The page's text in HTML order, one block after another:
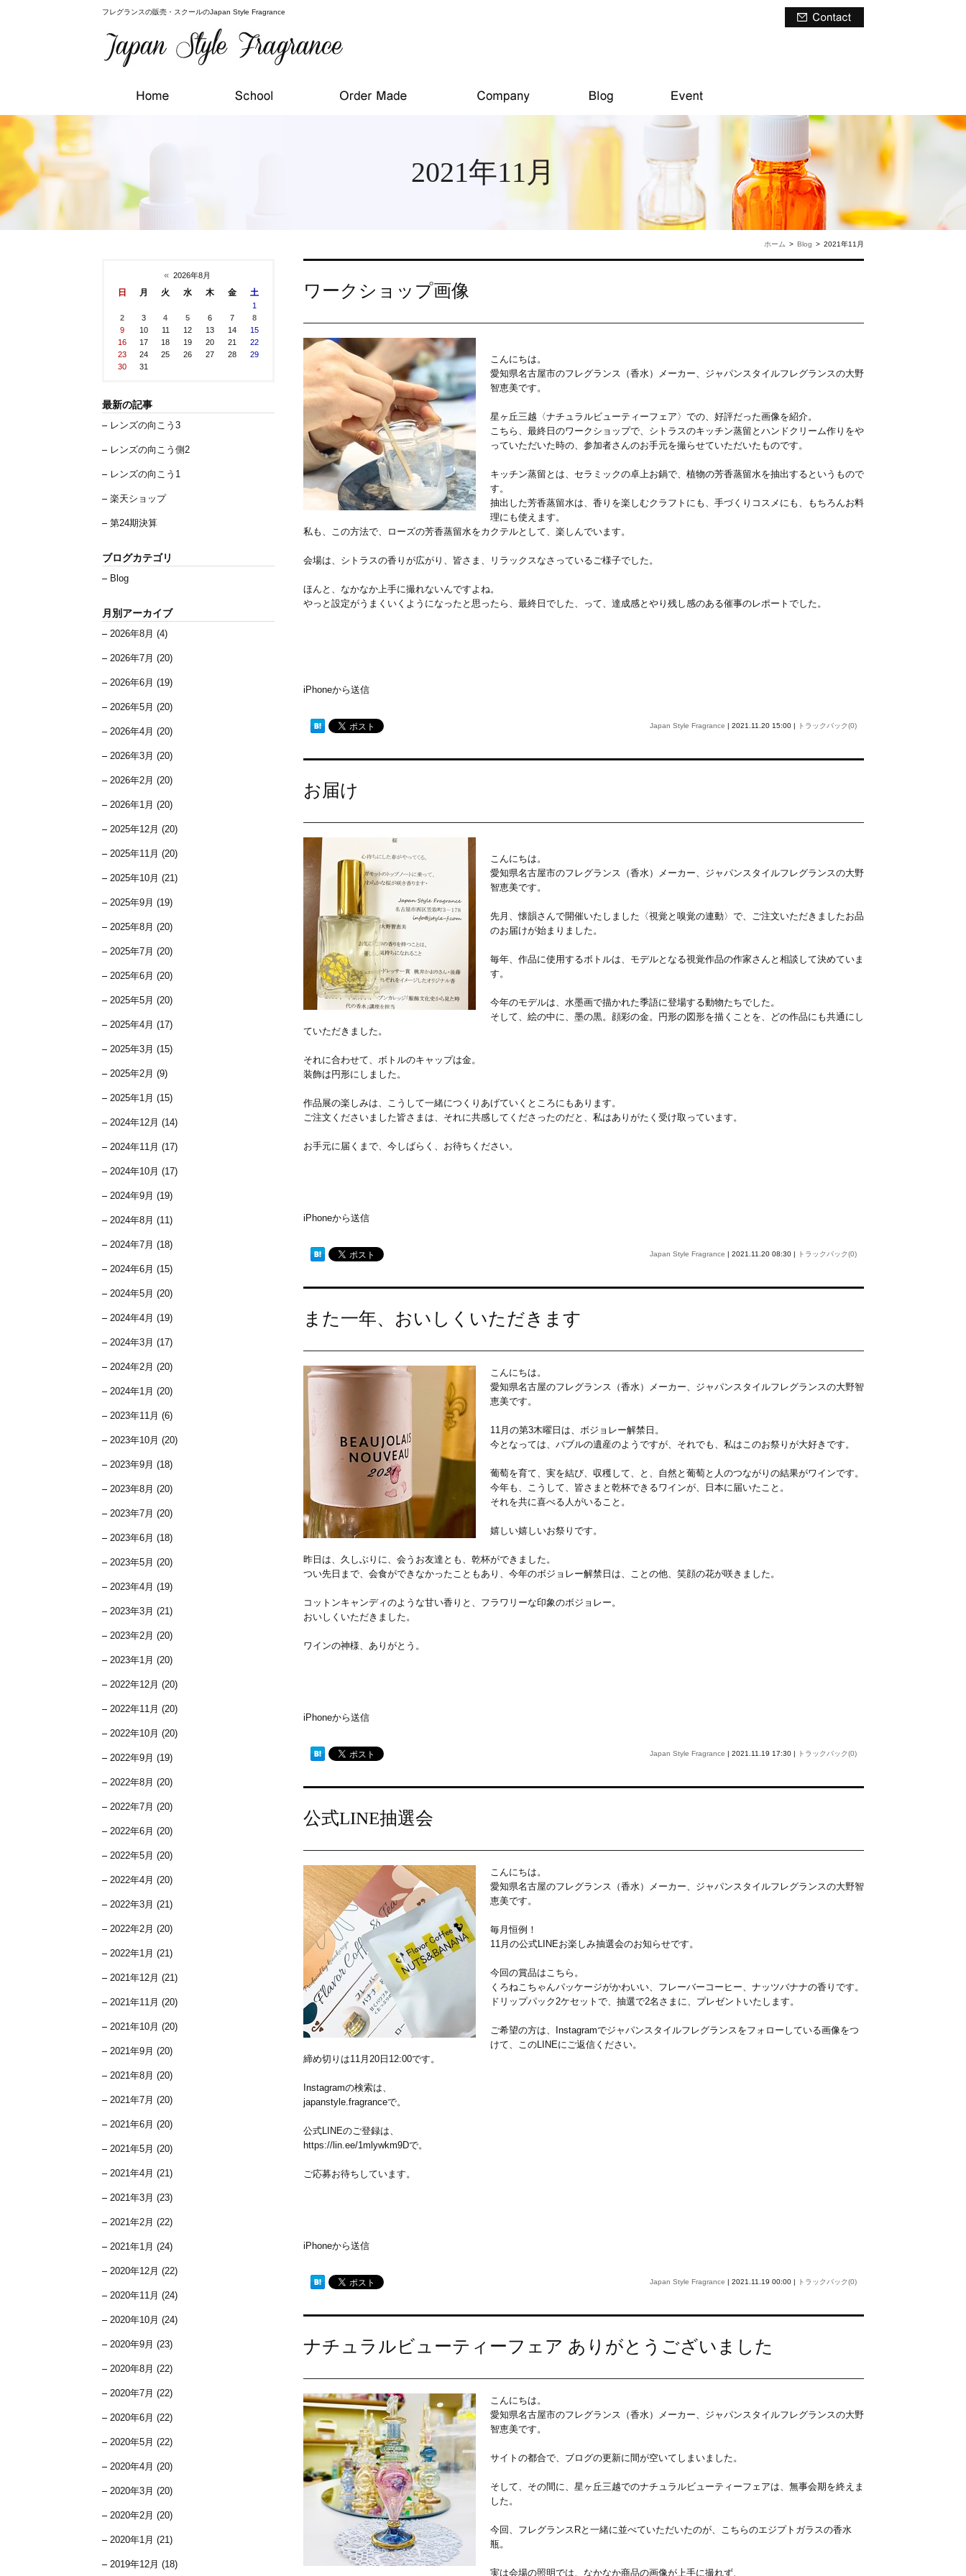
フレグランスの販売・スクールのJapan Style Fragrance
2021年11月
ホーム > Blog > 2021年11月
ワークショップ画像
こんにちは。
愛知県名古屋市のフレグランス（香水）メーカー、ジャパンスタイルフレグランスの大野
智恵美です。
星ヶ丘三越〈ナチュラルビューティーフェア〉での、好評だった画像を紹介。
こちら、最終日のワークショップで、シトラスのキッチン蒸留とハンドクリーム作りをや
っていただいた時の、参加者さんのお手元を撮らせていただいたものです。
キッチン蒸留とは、セラミックの卓上お鍋で、植物の芳香蒸留水を抽出するというもので
す。
抽出した芳香蒸留水は、香りを楽しむクラフトにも、手づくりコスメにも、もちろんお料
理にも使えます。
私も、この方法で、ローズの芳香蒸留水をカクテルとして、楽しんでいます。
会場は、シトラスの香りが広がり、皆さま、リラックスなさっているご様子でした。
ほんと、なかなか上手に撮れないんですよね。
やっと設定がうまくいくようになったと思ったら、最終日でした、って、達成感とやり残し感のある催事のレポートでした。
iPhoneから送信
Japan Style Fragrance | 2021.11.20 15:00 | トラックバック(0)
お届け
こんにちは。
愛知県名古屋市のフレグランス（香水）メーカー、ジャパンスタイルフレグランスの大野
智恵美です。
先月、懐韻さんで開催いたしました〈視覚と嗅覚の連動〉で、ご注文いただきましたお品
のお届けが始まりました。
毎年、作品に使用するボトルは、モデルとなる視覚作品の作家さんと相談して決めていま
す。
今年のモデルは、水墨画で描かれた季語に登場する動物たちでした。
そして、絵の中に、墨の黒。顔彩の金。円形の図形を描くことを、どの作品にも共通にし
ていただきました。
それに合わせて、ボトルのキャップは金。
装飾は円形にしました。
作品展の楽しみは、こうして一緒につくりあげていくところにもあります。
ご注文くださいました皆さまは、それに共感してくださったのだと、私はありがたく受け取っています。
お手元に届くまで、今しばらく、お待ちください。
iPhoneから送信
Japan Style Fragrance | 2021.11.20 08:30 | トラックバック(0)
また一年、おいしくいただきます
こんにちは。
愛知県名古屋のフレグランス（香水）メーカー、ジャパンスタイルフレグランスの大野智
恵美です。
11月の第3木曜日は、ボジョレー解禁日。
今となっては、バブルの遺産のようですが、それでも、私はこのお祭りが大好きです。
葡萄を育て、実を結び、収穫して、と、自然と葡萄と人のつながりの結果がワインです。
今年も、こうして、皆さまと乾杯できるワインが、日本に届いたこと。
それを共に喜べる人がいること。
嬉しい嬉しいお祭りです。
昨日は、久しぶりに、会うお友達とも、乾杯ができました。
つい先日まで、会食ができなかったこともあり、今年のボジョレー解禁日は、ことの他、笑顔の花が咲きました。
コットンキャンディのような甘い香りと、フラワリーな印象のボジョレー。
おいしくいただきました。
ワインの神様、ありがとう。
iPhoneから送信
Japan Style Fragrance | 2021.11.19 17:30 | トラックバック(0)
公式LINE抽選会
こんにちは。
愛知県名古屋のフレグランス（香水）メーカー、ジャパンスタイルフレグランスの大野智
恵美です。
毎月恒例！
11月の公式LINEお楽しみ抽選会のお知らせです。
今回の賞品はこちら。
くろねこちゃんパッケージがかわいい、フレーバーコーヒー、ナッツバナナの香りです。
ドリップパック2ケセットで、抽選で2名さまに、プレゼントいたします。
ご希望の方は、Instagramでジャパンスタイルフレグランスをフォローしている画像をつ
けて、このLINEにご返信ください。
締め切りは11月20日12:00です。
Instagramの検索は、
japanstyle.fragranceで。
公式LINEのご登録は、
https://lin.ee/1mlywkm9Dで。
ご応募お待ちしています。
iPhoneから送信
Japan Style Fragrance | 2021.11.19 00:00 | トラックバック(0)
ナチュラルビューティーフェア ありがとうございました
こんにちは。
愛知県名古屋市のフレグランス（香水）メーカー、ジャパンスタイルフレグランスの大野
智恵美です。
サイトの都合で、ブログの更新に間が空いてしまいました。
そして、その間に、星ヶ丘三越でのナチュラルビューティーフェアは、無事会期を終えま
した。
今回、フレグランスRと一緒に並べていただいたのが、こちらのエジプトガラスの香水
瓶。
実は会場の照明では、なかなか商品の画像が上手に撮れず、
« 2026年8月
日 月 火 水 木 金 土
1
2
3 4 5 6 7
8
9
10 11 12 13 14
15
16
17 18 19 20 21
22
23
24 25 26 27 28
29
30
31
最新の記事
レンズの向こう3
レンズの向こう側2
レンズの向こう1
楽天ショップ
第24期決算
ブログカテゴリ
Blog
月別アーカイブ
2026年8月 (4)
2026年7月 (20)
2026年6月 (19)
2026年5月 (20)
2026年4月 (20)
2026年3月 (20)
2026年2月 (20)
2026年1月 (20)
2025年12月 (20)
2025年11月 (20)
2025年10月 (21)
2025年9月 (19)
2025年8月 (20)
2025年7月 (20)
2025年6月 (20)
2025年5月 (20)
2025年4月 (17)
2025年3月 (15)
2025年2月 (9)
2025年1月 (15)
2024年12月 (14)
2024年11月 (17)
2024年10月 (17)
2024年9月 (19)
2024年8月 (11)
2024年7月 (18)
2024年6月 (15)
2024年5月 (20)
2024年4月 (19)
2024年3月 (17)
2024年2月 (20)
2024年1月 (20)
2023年11月 (6)
2023年10月 (20)
2023年9月 (18)
2023年8月 (20)
2023年7月 (20)
2023年6月 (18)
2023年5月 (20)
2023年4月 (19)
2023年3月 (21)
2023年2月 (20)
2023年1月 (20)
2022年12月 (20)
2022年11月 (20)
2022年10月 (20)
2022年9月 (19)
2022年8月 (20)
2022年7月 (20)
2022年6月 (20)
2022年5月 (20)
2022年4月 (20)
2022年3月 (21)
2022年2月 (20)
2022年1月 (21)
2021年12月 (21)
2021年11月 (20)
2021年10月 (20)
2021年9月 (20)
2021年8月 (20)
2021年7月 (20)
2021年6月 (20)
2021年5月 (20)
2021年4月 (21)
2021年3月 (23)
2021年2月 (22)
2021年1月 (24)
2020年12月 (22)
2020年11月 (24)
2020年10月 (24)
2020年9月 (23)
2020年8月 (22)
2020年7月 (22)
2020年6月 (22)
2020年5月 (22)
2020年4月 (20)
2020年3月 (20)
2020年2月 (20)
2020年1月 (21)
2019年12月 (18)